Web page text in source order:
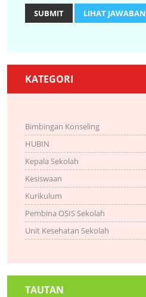
SUBMIT LIHAT JAWABAN
KATEGORI
Bimbingan Konseling
HUBIN
Kepala Sekolah
Kesiswaan
Kurikulum
Pembina OSIS Sekolah
Unit Kesehatan Sekolah
TAUTAN